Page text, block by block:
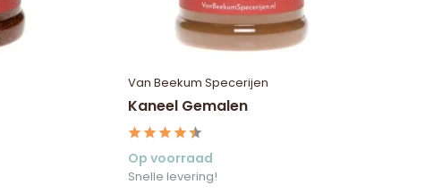
Van Beekum Specerijen
Kaneel Gemalen
Op voorraad
Snelle levering!